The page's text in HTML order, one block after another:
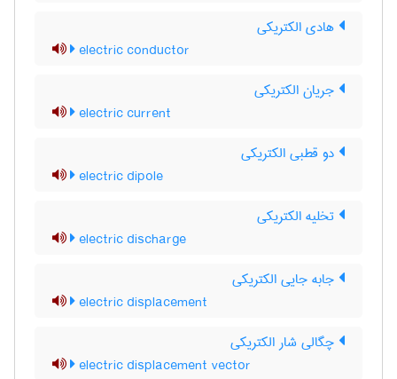
هادی الکتریکی
electric conductor
جریان الکتریکی
electric current
دو قطبی الکتریکی
electric dipole
تخلیه الکتریکی
electric discharge
جابه جایی الکتریکی
electric displacement
چگالی شار الکتریکی
electric displacement vector